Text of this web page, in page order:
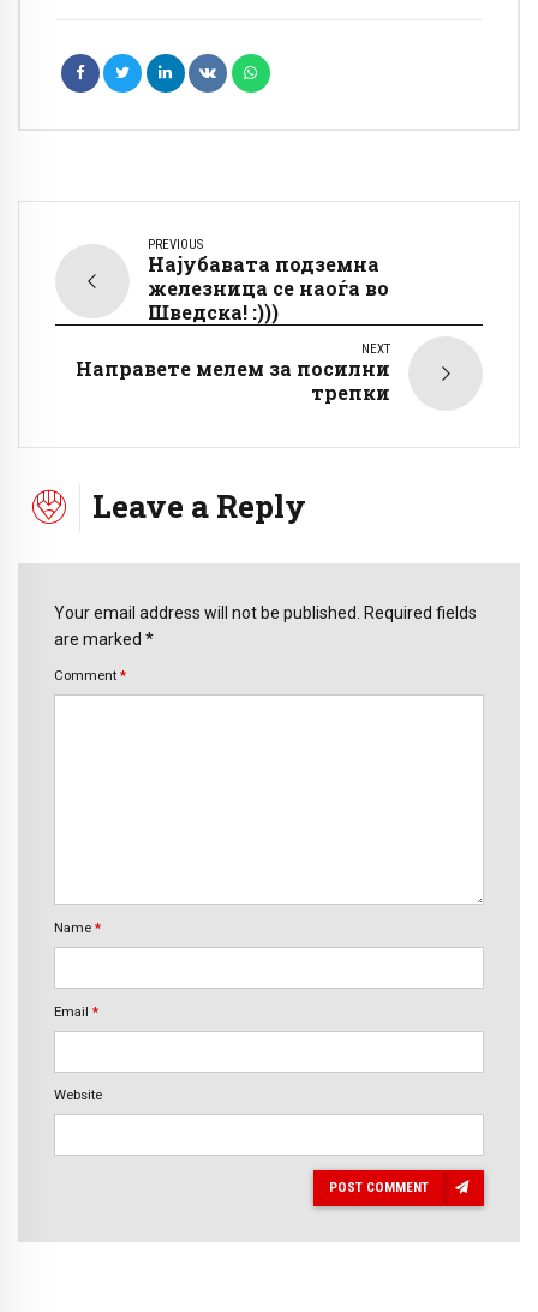
PREVIOUS
Најубавата подземна
железница се наоѓа во
Шведска! :)))
NEXT
Направете мелем за посилни
трепки
Leave a Reply
Your email address will not be published. Required fields
are marked *
Comment *
Name *
Email *
Website
POST COMMENT